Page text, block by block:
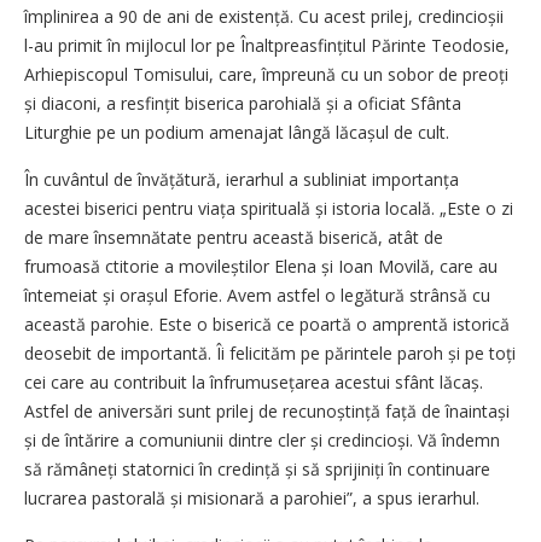
împlinirea a 90 de ani de existență. Cu acest prilej, credincioșii
l-au primit în mijlocul lor pe Înalt­prea­sfințitul Părinte Teodosie,
Arhiepiscopul Tomisului, care, împreună cu un sobor de preoți
și diaconi, a resfințit biserica parohială și a oficiat Sfânta
Liturghie pe un podium amenajat lângă lăcașul de cult.
În cuvântul de învățătură, ierarhul a subliniat importanța
acestei biserici pentru viața spirituală și istoria locală. „Este o zi
de mare însemnătate pentru această biserică, atât de
frumoasă ctitorie a movileștilor Elena și Ioan Movilă, care au
întemeiat și orașul Eforie. Avem astfel o legătură strânsă cu
această parohie. Este o biserică ce poartă o amprentă istorică
deosebit de importantă. Îi felicităm pe părintele paroh și pe toți
cei care au contribuit la înfrumusețarea acestui sfânt lăcaș.
Astfel de aniversări sunt prilej de recunoștință față de înaintași
și de întărire a comuniunii dintre cler și credin­cioși. Vă îndemn
să rămâ­neți statornici în credință și să sprijiniți în continuare
lucrarea pastorală și misionară a parohiei”, a spus ierarhul.